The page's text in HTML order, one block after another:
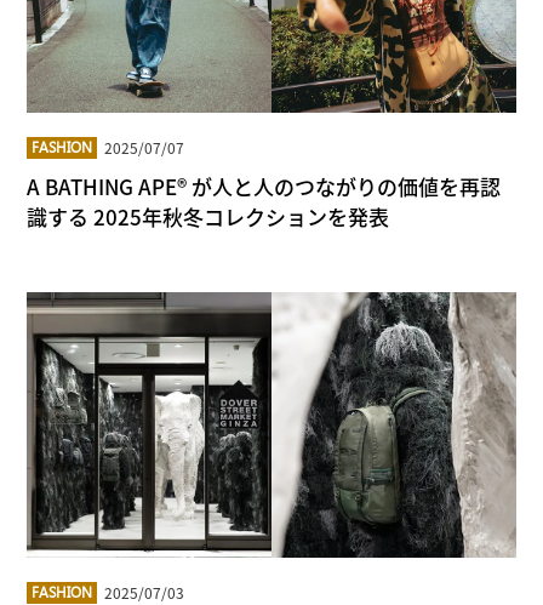
FASHION 2025/07/07
A BATHING APE® が人と人のつながりの価値を再認
識する 2025年秋冬コレクションを発表
FASHION 2025/07/03